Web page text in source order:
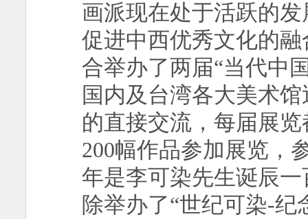
画派现在处于活跃的
促进中西优秀文化的
合举办了两届“当代中
国内及台湾各大美术
的直接交流，每届展
200幅作品参加展览，
年是李可染先生诞辰
除举办了“世纪可染-纪